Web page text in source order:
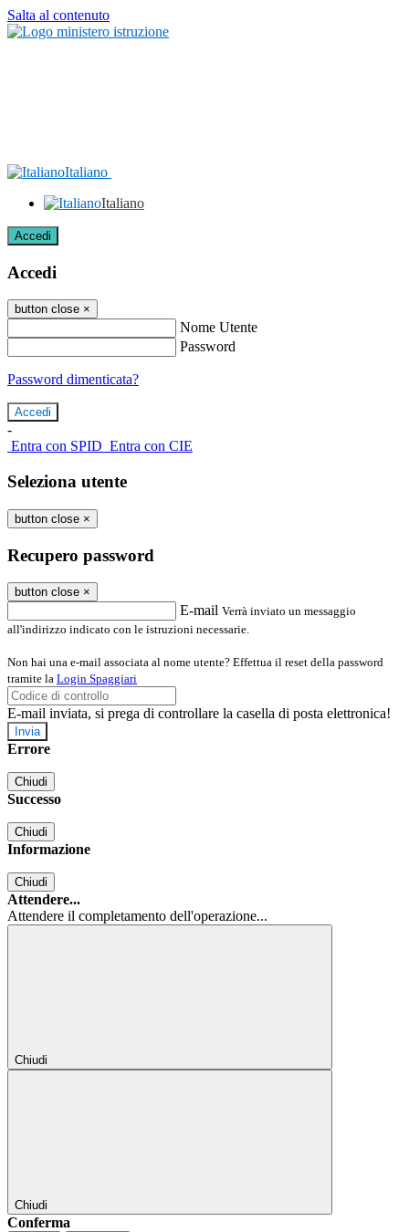
Salta al contenuto
Italiano
Italiano
Accedi
Accedi
button close ×
Nome Utente
Password
Password dimenticata?
-
Entra con SPID Entra con CIE
Seleziona utente
button close ×
Recupero password
button close ×
E-mail Verrà inviato un messaggio
all'indirizzo indicato con le istruzioni necessarie.
Non hai una e-mail associata al nome utente? Effettua il reset della password
tramite la Login Spaggiari
E-mail inviata, si prega di controllare la casella di posta elettronica!
Errore
Chiudi
Successo
Chiudi
Informazione
Chiudi
Attendere...
Attendere il completamento dell'operazione...
Chiudi
Chiudi
Conferma